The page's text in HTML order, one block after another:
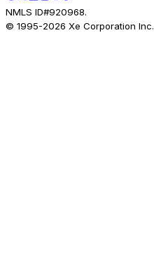
NMLS ID#920968.
© 1995-2026 Xe Corporation Inc.